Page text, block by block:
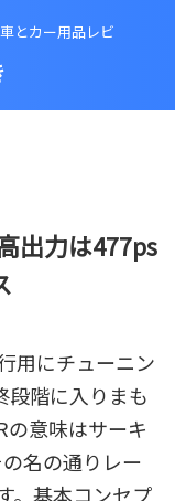
とカー用品レビ
出力は477ps
用にチューニン
段階に入りまも
の意味はサーキ
名の通りレー
。基本コンセプ